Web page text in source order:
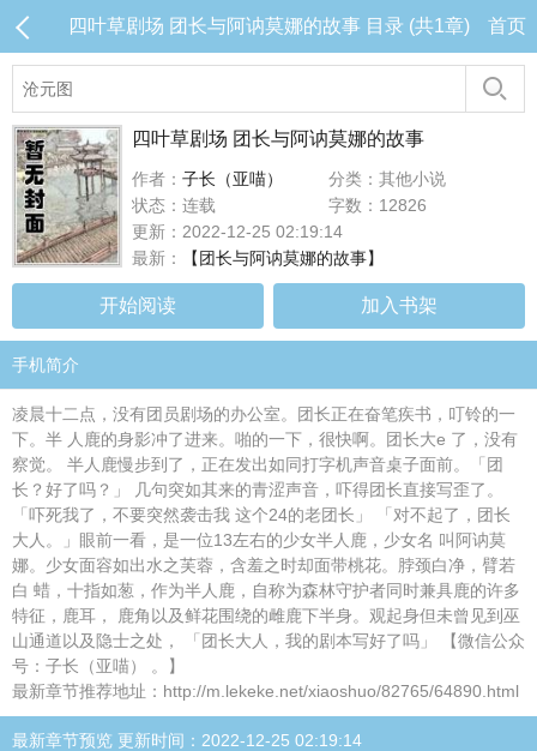
四叶草剧场 团长与阿讷莫娜的故事 目录 (共1章) 首页
四叶草剧场 团长与阿讷莫娜的故事
作者： 子长（亚喵）
分类：其他小说
状态：连载
字数：12826
更新：2022-12-25 02:19:14
最新：
【团长与阿讷莫娜的故事】
开始阅读 加入书架
手机简介
凌晨十二点，没有团员剧场的办公室。团长正在奋笔疾书，叮铃的一
下。半 人鹿的身影冲了进来。啪的一下，很快啊。团长大e 了，没有
察觉。 半人鹿慢步到了，正在发出如同打字机声音桌子面前。「团
长？好了吗？」 几句突如其来的青涩声音，吓得团长直接写歪了。
「吓死我了，不要突然袭击我 这个24的老团长」 「对不起了，团长
大人。」眼前一看，是一位13左右的少女半人鹿，少女名 叫阿讷莫
娜。少女面容如出水之芙蓉，含羞之时却面带桃花。脖颈白净，臂若
白 蜡，十指如葱，作为半人鹿，自称为森林守护者同时兼具鹿的许多
特征，鹿耳， 鹿角以及鲜花围绕的雌鹿下半身。观起身但未曾见到巫
山通道以及隐士之处， 「团长大人，我的剧本写好了吗」 【微信公众
号：子长（亚喵） 。】
最新章节推荐地址：http://m.lekeke.net/xiaoshuo/82765/64890.html
最新章节预览 更新时间：2022-12-25 02:19:14